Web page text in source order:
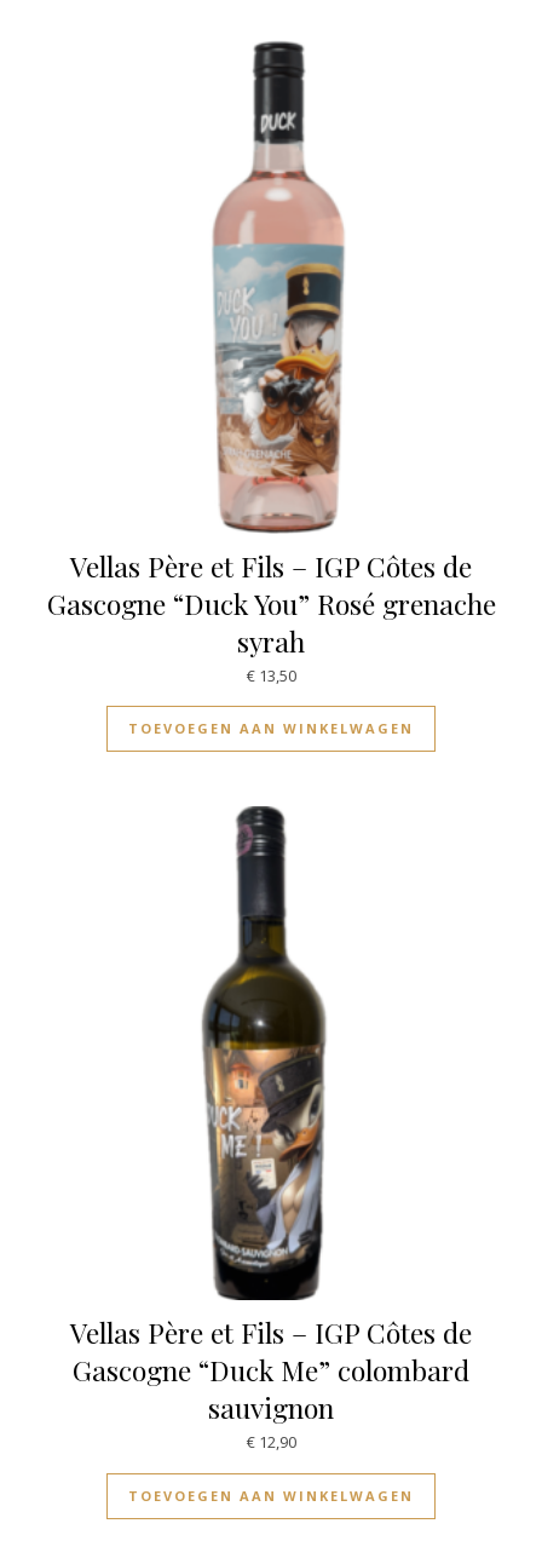
Vellas Père et Fils – IGP Côtes de
Gascogne “Duck You” Rosé grenache
syrah
€13,50
TOEVOEGEN AAN WINKELWAGEN
Vellas Père et Fils – IGP Côtes de
Gascogne “Duck Me” colombard
sauvignon
€12,90
TOEVOEGEN AAN WINKELWAGEN